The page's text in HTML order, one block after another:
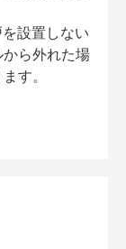
設置しない
ら外れた場
す。